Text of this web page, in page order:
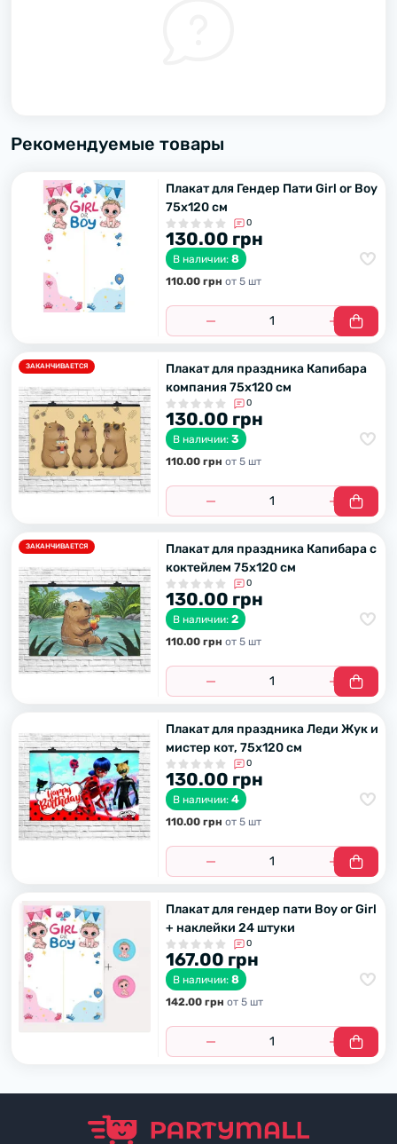
Рекомендуемые товары
Плакат для Гендер Пати Girl or Boy
75х120 см
0
130.00 грн
В наличии: 8
110.00 грн от 5 шт
ЗАКАНЧИВАЕТСЯ
Плакат для праздника Капибара
компания 75х120 см
0
130.00 грн
В наличии: 3
110.00 грн от 5 шт
ЗАКАНЧИВАЕТСЯ
Плакат для праздника Капибара с
коктейлем 75х120 см
0
130.00 грн
В наличии: 2
110.00 грн от 5 шт
Плакат для праздника Леди Жyк и
мистер кот, 75х120 см
0
130.00 грн
В наличии: 4
110.00 грн от 5 шт
Плакат для гендер пати Boy or Girl
+ наклейки 24 штуки
0
167.00 грн
В наличии: 8
142.00 грн от 5 шт